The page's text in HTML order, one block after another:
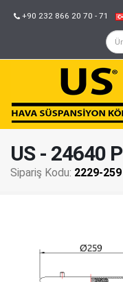
+90 232 866 20 70 - 71
US - 24640 P
Sipariş Kodu: 2229-259